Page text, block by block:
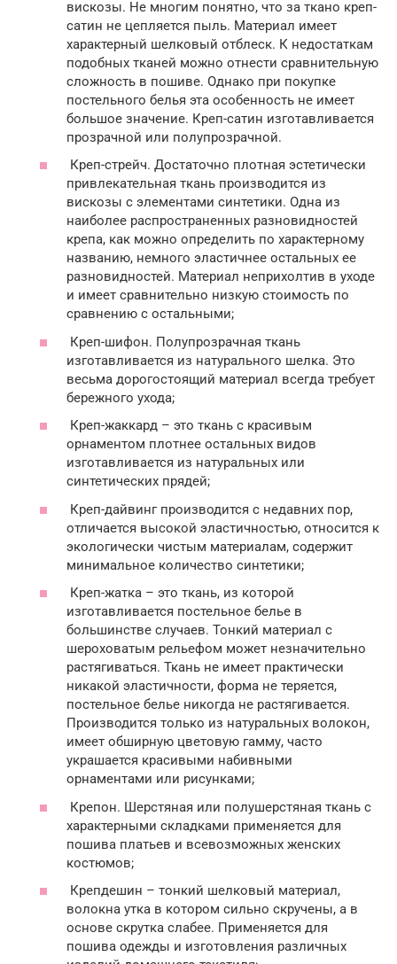
вискозы. Не многим понятно, что за ткано креп-
сатин не цепляется пыль. Материал имеет
характерный шелковый отблеск. К недостаткам
подобных тканей можно отнести сравнительную
сложность в пошиве. Однако при покупке
постельного белья эта особенность не имеет
большое значение. Креп-сатин изготавливается
прозрачной или полупрозрачной.
Креп-стрейч. Достаточно плотная эстетически
привлекательная ткань производится из
вискозы с элементами синтетики. Одна из
наиболее распространенных разновидностей
крепа, как можно определить по характерному
названию, немного эластичнее остальных ее
разновидностей. Материал неприхолтив в уходе
и имеет сравнительно низкую стоимость по
сравнению с остальными;
Креп-шифон. Полупрозрачная ткань
изготавливается из натурального шелка. Это
весьма дорогостоящий материал всегда требует
бережного ухода;
Креп-жаккард – это ткань с красивым
орнаментом плотнее остальных видов
изготавливается из натуральных или
синтетических прядей;
Креп-дайвинг производится с недавних пор,
отличается высокой эластичностью, относится к
экологически чистым материалам, содержит
минимальное количество синтетики;
Креп-жатка – это ткань, из которой
изготавливается постельное белье в
большинстве случаев. Тонкий материал с
шероховатым рельефом может незначительно
растягиваться. Ткань не имеет практически
никакой эластичности, форма не теряется,
постельное белье никогда не растягивается.
Производится только из натуральных волокон,
имеет обширную цветовую гамму, часто
украшается красивыми набивными
орнаментами или рисунками;
Крепон. Шерстяная или полушерстяная ткань с
характерными складками применяется для
пошива платьев и всевозможных женских
костюмов;
Крепдешин – тонкий шелковый материал,
волокна утка в котором сильно скручены, а в
основе скрутка слабее. Применяется для
пошива одежды и изготовления различных